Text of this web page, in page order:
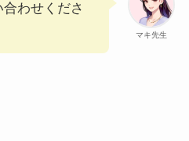
マキ先生
わせくださ